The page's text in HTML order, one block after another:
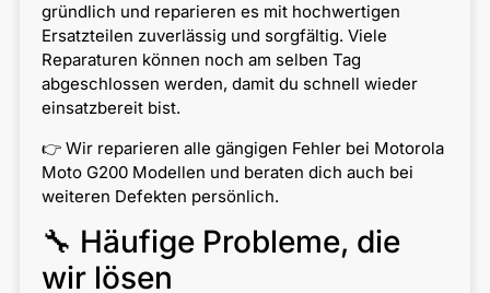
gründlich und reparieren es mit hochwertigen
Ersatzteilen zuverlässig und sorgfältig. Viele
Reparaturen können noch am selben Tag
abgeschlossen werden, damit du schnell wieder
einsatzbereit bist.
👉 Wir reparieren alle gängigen Fehler bei Motorola
Moto G200 Modellen und beraten dich auch bei
weiteren Defekten persönlich.
🔧 Häufige Probleme, die
wir lösen